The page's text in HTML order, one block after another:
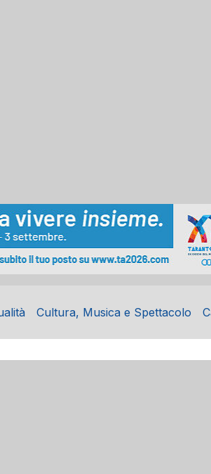
Cultura, Musica e Spettacolo